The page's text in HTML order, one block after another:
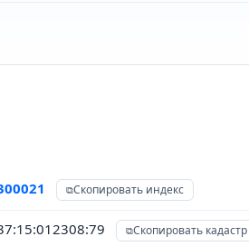
Скопировать индекс
Скопировать кадастр